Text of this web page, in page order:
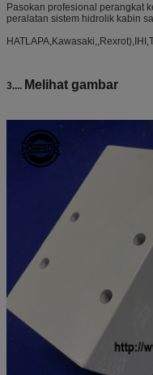
Pasokan profesional perangkat
peralatan sistem hidrolik kabin
3.... Melihat gambar